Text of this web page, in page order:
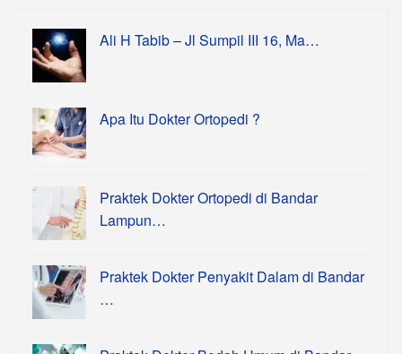
Ali H Tabib – Jl Sumpil III 16, Ma…
Apa Itu Dokter Ortopedi ?
Praktek Dokter Ortopedi di Bandar
Lampun…
Praktek Dokter Penyakit Dalam di Bandar
…